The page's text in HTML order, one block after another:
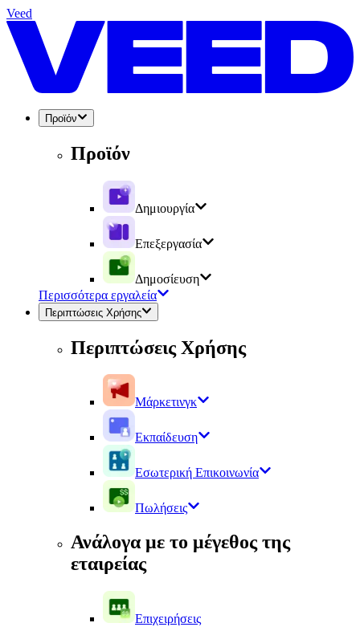
Veed
Προϊόν
Προϊόν
Δημιουργία
Επεξεργασία
Δημοσίευση
Περισσότερα εργαλεία
Περιπτώσεις Χρήσης
Περιπτώσεις Χρήσης
Μάρκετινγκ
Εκπαίδευση
Εσωτερική Επικοινωνία
Πωλήσεις
Ανάλογα με το μέγεθος της
εταιρείας
Επιχειρήσεις